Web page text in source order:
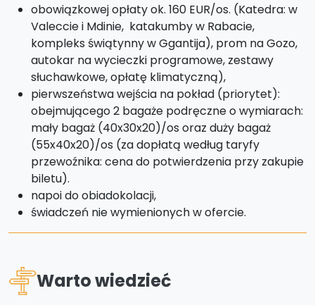
obowiązkowej opłaty ok. 160 EUR/os. (Katedra: w
Valeccie i Mdinie, katakumby w Rabacie,
kompleks świątynny w Ggantija), prom na Gozo,
autokar na wycieczki programowe, zestawy
słuchawkowe, opłatę klimatyczną),
pierwszeństwa wejścia na pokład (priorytet):
obejmującego 2 bagaże podręczne o wymiarach:
mały bagaż (40x30x20)/os oraz duży bagaż
(55x40x20)/os (za dopłatą według taryfy
przewoźnika: cena do potwierdzenia przy zakupie
biletu).
napoi do obiadokolacji,
świadczeń nie wymienionych w ofercie.
Warto wiedzieć